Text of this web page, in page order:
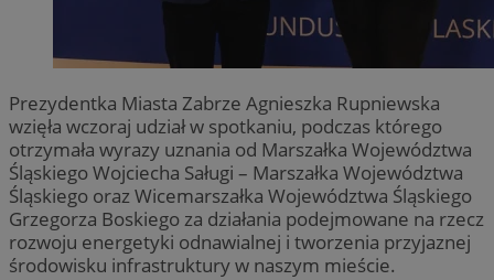
Prezydentka Miasta Zabrze Agnieszka Rupniewska
wzięła wczoraj udział w spotkaniu, podczas którego
otrzymała wyrazy uznania od Marszałka Województwa
Śląskiego Wojciecha Saługi – Marszałka Województwa
Śląskiego oraz Wicemarszałka Województwa Śląskiego
Grzegorza Boskiego za działania podejmowane na rzecz
rozwoju energetyki odnawialnej i tworzenia przyjaznej
środowisku infrastruktury w naszym mieście.